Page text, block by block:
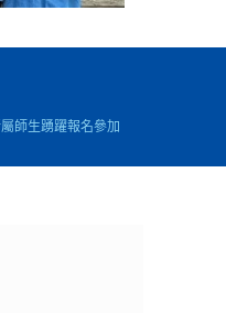
師生踴躍報名參加